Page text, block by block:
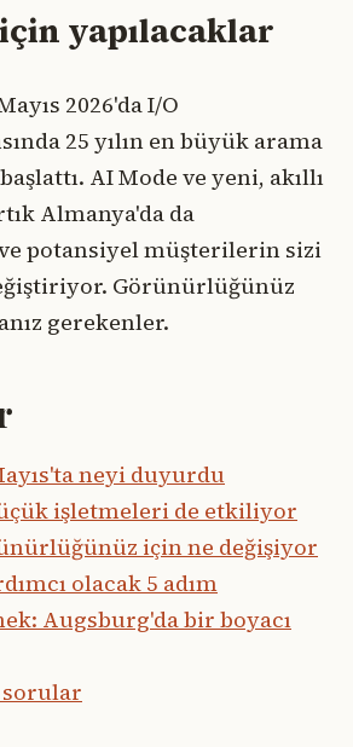
yapılacaklar
2026'da I/O
25 yılın en büyük arama
AI Mode ve yeni, akıllı
Almanya'da da
potansiyel müşterilerin sizi
Görünürlüğünüz
gerekenler.
neyi duyurdu
işletmeleri de etkiliyor
için ne değişiyor
olacak 5 adım
Augsburg'da bir boyacı
sorular